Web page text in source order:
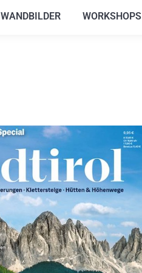
WANDBILDER WORKSHOPS
WANDBILDER WORKSHOPS